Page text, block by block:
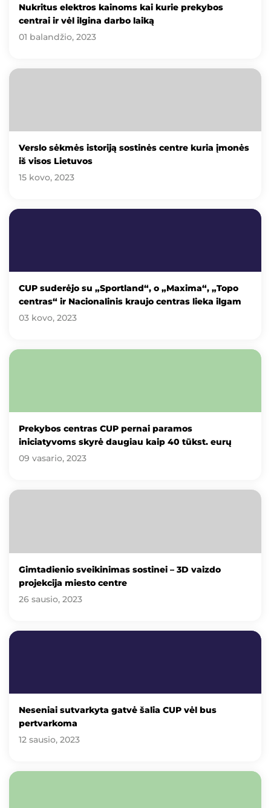
Nukritus elektros kainoms kai kurie prekybos
centrai ir vėl ilgina darbo laiką
01 balandžio, 2023
Verslo sėkmės istoriją sostinės centre kuria įmonės
iš visos Lietuvos
15 kovo, 2023
CUP suderėjo su „Sportland“, o „Maxima“, „Topo
centras“ ir Nacionalinis kraujo centras lieka ilgam
03 kovo, 2023
Prekybos centras CUP pernai paramos
iniciatyvoms skyrė daugiau kaip 40 tūkst. eurų
09 vasario, 2023
Gimtadienio sveikinimas sostinei – 3D vaizdo
projekcija miesto centre
26 sausio, 2023
Neseniai sutvarkyta gatvė šalia CUP vėl bus
pertvarkoma
12 sausio, 2023